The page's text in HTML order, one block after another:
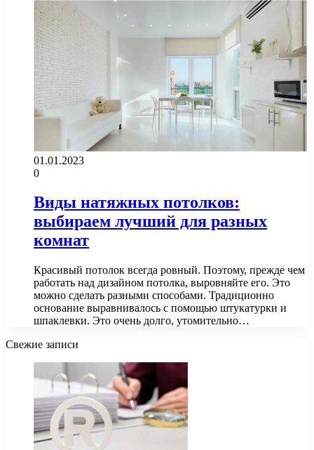
01.01.2023
0
Виды натяжных потолков:
выбираем лучший для разных
комнат
Красивый потолок всегда ровный. Поэтому, прежде чем
работать над дизайном потолка, выровняйте его. Это
можно сделать разными способами. Традиционно
основание выравнивалось с помощью штукатурки и
шпаклевки. Это очень долго, утомительно…
Свежие записи